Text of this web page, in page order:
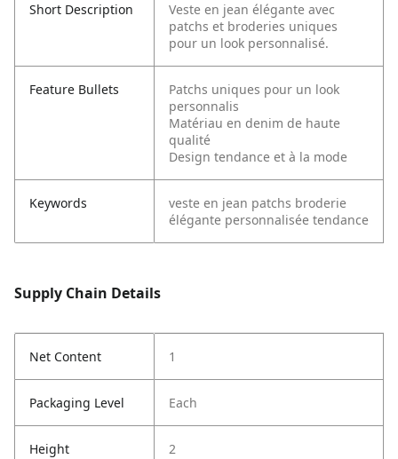
Short Description
Veste en jean élégante avec
patchs et broderies uniques
pour un look personnalisé.
Feature Bullets
Patchs uniques pour un look
personnalis
Matériau en denim de haute
qualité
Design tendance et à la mode
Keywords veste en jean patchs broderie
élégante personnalisée tendance
Supply Chain Details
Net Content 1
Packaging Level Each
Height 2